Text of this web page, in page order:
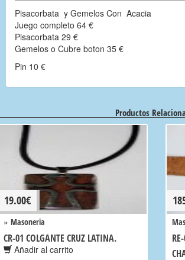
Pisacorbata y Gemelos Con Acacia
Juego completo 64 €
Pisacorbata 29 €
Gemelos o Cubre boton 35 €
Pin 10 €
Productos
19.00€
» Masoneria
CR-01 COLGANTE CRUZ LATINA.
Añadir al carrito